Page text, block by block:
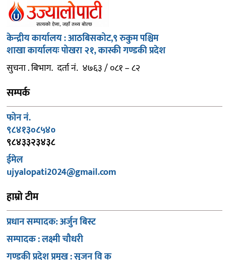
केन्द्रीय कार्यालय : आठबिसकोट,९ रुकुम पश्चिम
शाखा कार्यालयः पोखरा २१, कास्की गण्डकी प्रदेश
सुचना . बिभाग. दर्ता नं. ४७६३ / ०८१ – ८२
सम्पर्क
फोन नं.
९८४१३०८५४०
९८४३३२३४३८
ईमेल
ujyalopati2024@gmail.com
हाम्रो टीम
प्रधान सम्पादक: अर्जुन बिस्ट
सम्पादक : लक्ष्मी चौधरी
गण्डकी प्रदेश प्रमुख : सुजन वि क